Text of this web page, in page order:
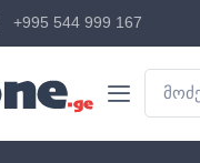
+995 544 999 167